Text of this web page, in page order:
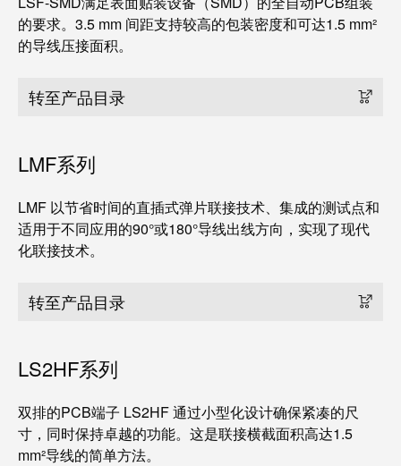
的要求。3.5 mm 间距支持较高的包装密度和可达1.5 mm²
的导线压接面积。
转至产品目录
LMF系列
LMF 以节省时间的直插式弹片联接技术、集成的测试点和
适用于不同应用的90°或180°导线出线方向，实现了现代
化联接技术。
转至产品目录
LS2HF系列
双排的PCB端子 LS2HF 通过小型化设计确保紧凑的尺
寸，同时保持卓越的功能。这是联接横截面积高达1.5
mm²导线的简单方法。